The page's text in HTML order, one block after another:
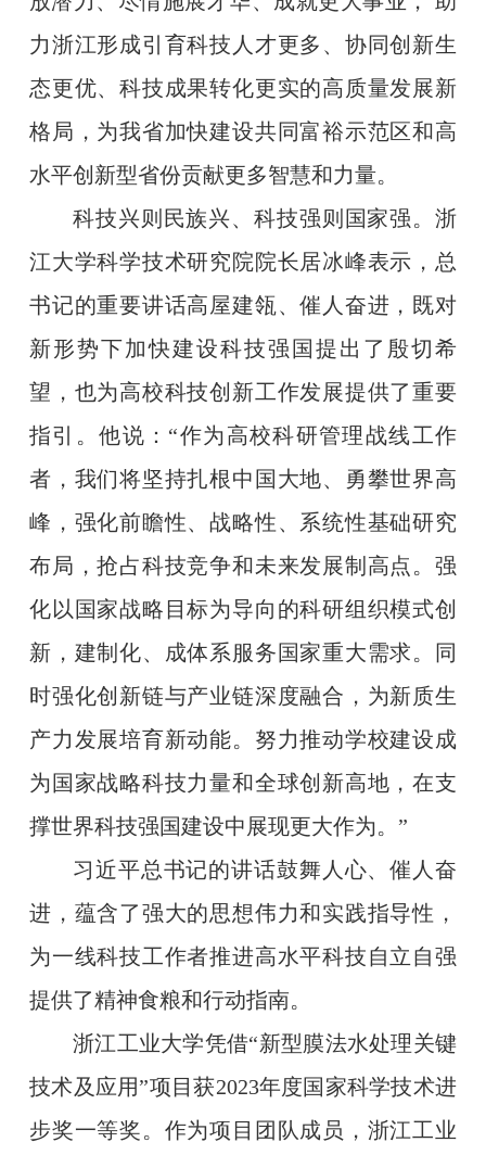
力浙江形成引育科技人才更多、协同创新生
态更优、科技成果转化更实的高质量发展新
格局，为我省加快建设共同富裕示范区和高
水平创新型省份贡献更多智慧和力量。
科技兴则民族兴、科技强则国家强。浙
江大学科学技术研究院院长居冰峰表示，总
书记的重要讲话高屋建瓴、催人奋进，既对
新形势下加快建设科技强国提出了殷切希
望，也为高校科技创新工作发展提供了重要
指引。他说：“作为高校科研管理战线工作
者，我们将坚持扎根中国大地、勇攀世界高
峰，强化前瞻性、战略性、系统性基础研究
布局，抢占科技竞争和未来发展制高点。强
化以国家战略目标为导向的科研组织模式创
新，建制化、成体系服务国家重大需求。同
时强化创新链与产业链深度融合，为新质生
产力发展培育新动能。努力推动学校建设成
为国家战略科技力量和全球创新高地，在支
撑世界科技强国建设中展现更大作为。”
习近平总书记的讲话鼓舞人心、催人奋
进，蕴含了强大的思想伟力和实践指导性，
为一线科技工作者推进高水平科技自立自强
提供了精神食粮和行动指南。
浙江工业大学凭借“新型膜法水处理关键
技术及应用”项目获2023年度国家科学技术进
步奖一等奖。作为项目团队成员，浙江工业